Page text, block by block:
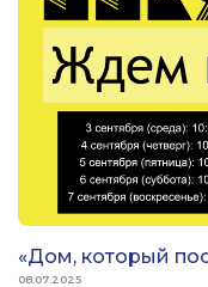
«Дом, который
08.07.2025